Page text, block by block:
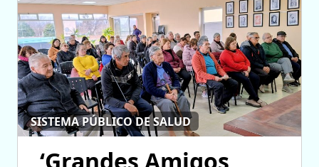
SISTEMA PÚBLICO DE SALUD